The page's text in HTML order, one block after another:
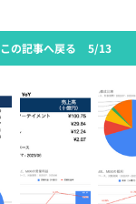
この記事へ戻る 5/13